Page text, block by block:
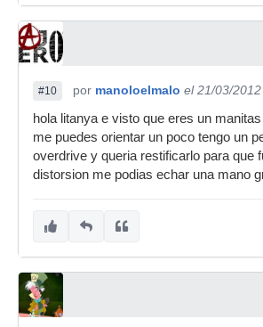
#10 por manoloelmalo el 21/03/2012
hola litanya e visto que eres un
me puedes orientar un poco tengo un
overdrive y queria restificarlo para que
distorsion me podias echar una mano